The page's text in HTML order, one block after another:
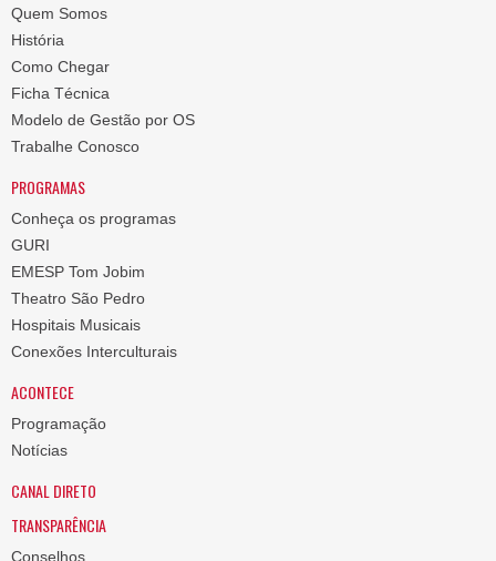
Quem Somos
História
Como Chegar
Ficha Técnica
Modelo de Gestão por OS
Trabalhe Conosco
PROGRAMAS
Conheça os programas
GURI
EMESP Tom Jobim
Theatro São Pedro
Hospitais Musicais
Conexões Interculturais
ACONTECE
Programação
Notícias
CANAL DIRETO
TRANSPARÊNCIA
Conselhos